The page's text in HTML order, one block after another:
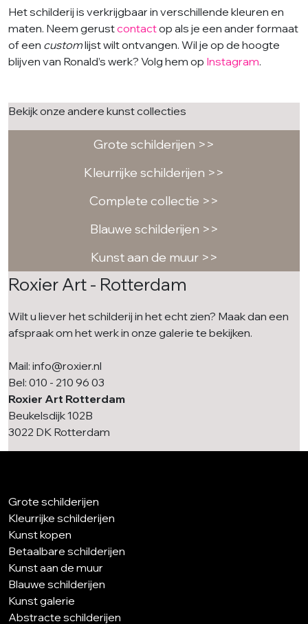
Het schilderij is verkrijgbaar in verschillende kleuren en
maten. Neem gerustcontactop als je een ander formaat
of een customlijst wilt ontvangen. Wil je op de hoogte
blijven van Ronald’s werk? Volg hem op Instagram.
Bekijk onze andere kunst collecties
Grote schilderijen >>
Kleurrijke schilderijen >>
Complete collectie >>
Blauwe schilderijen >>
Kunst aan de muur >>
Roxier Art - Rotterdam
Wilt u liever het schilderij in het echt zien? Maak dan een
afspraak om het werk in onze galerie te bekijken.
Mail: info@roxier.nl
Bel: 010 - 210 96 03
Roxier Art Rotterdam
Beukelsdijk 102B
3022 DK Rotterdam
Grote schilderijen
Kleurrijke schilderijen
Kunst kopen
Betaalbare schilderijen
Kunst aan de muur
Blauwe schilderijen
Kunst galerie
Abstracte schilderijen